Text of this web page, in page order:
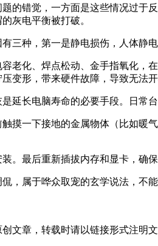
的错觉，一方面是这些情况过于
灰电平衡被打破。
三种，第一是静电损伤，人体静
老化、焊点松动、金手指氧化，
变形，带来硬件故障，导致无法开
延长电脑寿命的必要手段。日常
摸一下接地的金属物体（比如暖
。最后重新插拔内存和显卡，确
，属于哗众取宠的玄学说法，不
文章，转载时请以链接形式注明文